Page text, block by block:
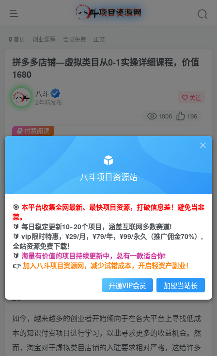
首页 创业课程 会员免费 正文
拼多多店铺—虚拟类目从0-1实操详细课程，价值
1680
八斗
2年前发布
关注
1006 196
此内容为付费阅读，请付费后查看
金币9.9金币99
会员免费
您当前未登录！建议登陆后购买，可保存购买订单
付费阅读
拼多多店铺—虚拟类目从0-1实操详细课程，价值1680
如今，越来越多的创业者开始倾向于在各大平台上寻找低成
本的知识付费项目进行学习，以此寻求更多的收益机会。然
而，淘宝对于虚拟类目店铺的入驻要求相对严格，这给许多
八斗项目资源站
🎯 本平台收集全网最新、最快项目资源，打破信息差！避免当韭
菜。
🔰 每日稳定更新10~20个项目，涵盖互联网多数赛道!
🔰 vip限时特惠，¥29/月，¥79/年，¥99/永久（推广佣金70%）,
全站资源免费下载！
🔰 海量有价值的项目持续更新中，总有一款适合你!
👉加入八斗项目资源网，减少试错成本，开启轻资产副业！
开通VIP会员 加盟当站长